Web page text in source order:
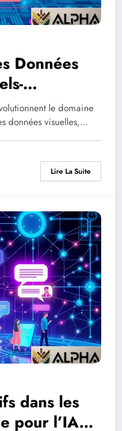
Données
le domaine
données visuelles,…
Lire La Suite
dans les
pour l’IA